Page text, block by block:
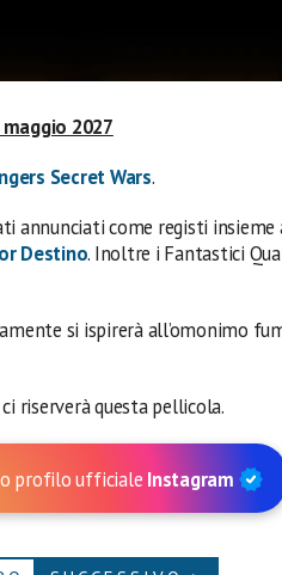
maggio 2027
Secret Wars.
annunciati come registi insieme
Destino. Inoltre i Fantastici
si ispirerà all’omonimo
riserverà questa pellicola.
profilo ufficiale Instagram